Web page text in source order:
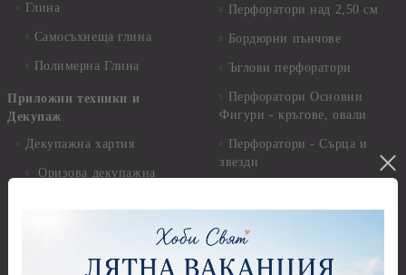
Глина
Самосъхнеща глина
Полимерна Глина
Приложни техники и
Декупаж
Декупажна хартия
Оризова декупажна
Оризова декупажна хартия
А4 - Itd. Collection - 25-30
Перфоратори над 2,50 см
Бордюрни пънчове
Ъглови перфоратори
Перфоратори Основни
Фигури - кръгове, овали
Перфоратори - Сърца и
звезди
и клонки
Перфоратори - Детски
Перфоратори - Животни